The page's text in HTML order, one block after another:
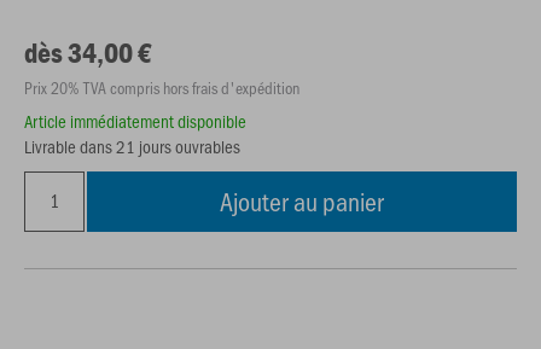
dès 34,00 €
Prix 20% TVA compris hors frais d'expédition
Article immédiatement disponible
Livrable dans 21 jours ouvrables
Ajouter au panier